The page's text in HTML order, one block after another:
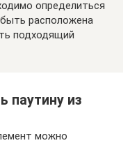
определиться
расположена
подходящий
паутину из
можно